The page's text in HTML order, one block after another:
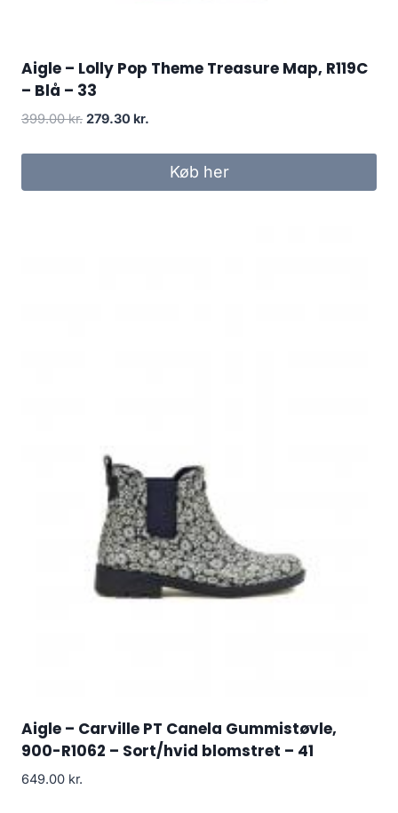
Aigle – Lolly Pop Theme Treasure Map, R119C
– Blå – 33
399.00kr. Den
pris
279.30 kr.
pris
Køb her
Aigle – Carville PT Canela Gummistøvle,
900-R1062 – Sort/hvid blomstret – 41
649.00 kr.